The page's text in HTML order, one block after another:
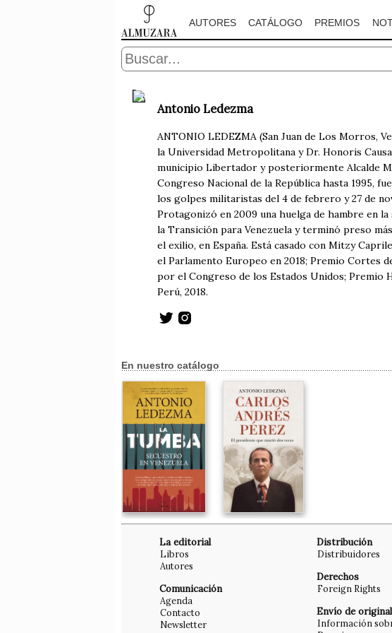
AUTORES CATÁLOGO PREMIOS
Antonio Ledezma
ANTONIO LEDEZMA (San Juan de Los Morros,
la Universidad Metropolitana y Dr. Honoris
municipio Libertador y posteriormente Alcalde
Congreso Nacional de la República hasta 1995,
los golpes militaristas del 4 de febrero y 27 de
Protagonizó en 2009 una huelga de hambre en
la Transición para Venezuela y terminó preso
el exilio, en España. Está casado con Mitzy
el Parlamento Europeo en 2018; Premio Cortes
por el Congreso de los Estados Unidos; Premio
Perú, 2018.
En nuestro catálogo
La editorial
Libros
Autores
Comunicación
Agenda
Contacto
Newsletter
Distribución
Distribuidores
Derechos
Foreign Rights
Envío de
Información